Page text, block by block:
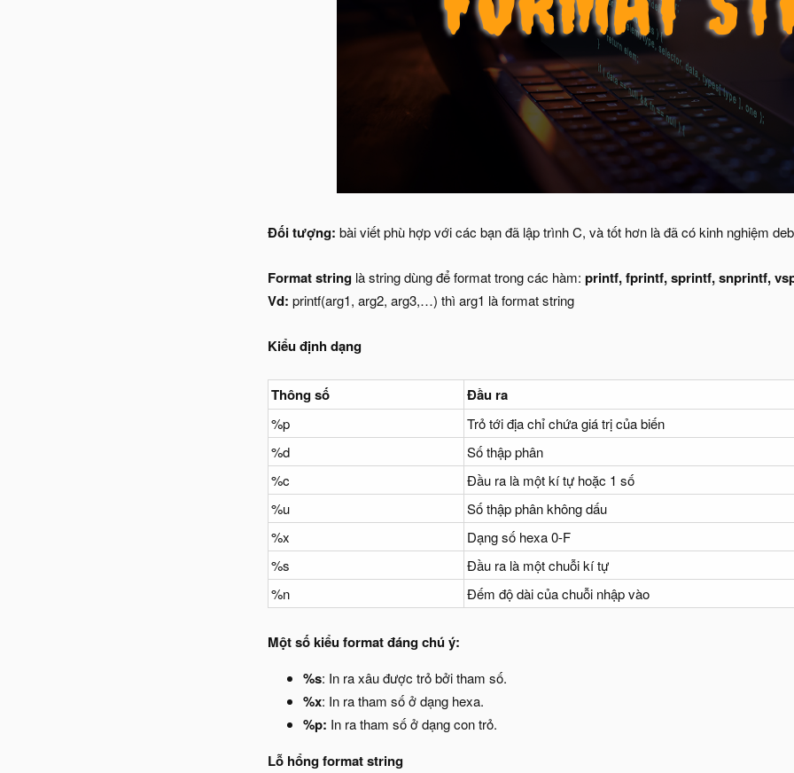
Đối tượng: bài viết phù hợp với các bạn đã lập trình C, và tốt hơn là đã có kinh nghiệm
Format string là string dùng để format trong các hàm: printf, fprintf, sprintf, snprintf,
Vd: printf(arg1, arg2, arg3,…) thì arg1 là format string
Kiểu định dạng
Thông số Đầu ra
%p
Trỏ tới địa chỉ chứa giá trị của biến
%d
Số thập phân
%c
Đầu ra là một kí tự hoặc 1 số
%u
Số thập phân không dấu
%x
Dạng số hexa 0-F
%s
Đầu ra là một chuỗi kí tự
%n
Đếm độ dài của chuỗi nhập vào
Một số kiểu format đáng chú ý:
%s: In ra xâu được trỏ bởi tham số.
%x: In ra tham số ở dạng hexa.
%p: In ra tham số ở dạng con trỏ.
Lỗ hổng format string